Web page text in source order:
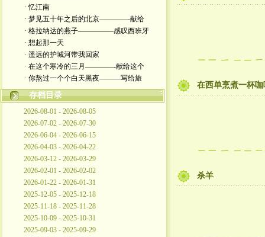
· 忆江南
· 梦见五十年之后的北京————-献给
· 格拉纳达的燕子—————感叹西班牙
· 想起那一天
· 遥远的护城河带我回家
· 在这个寒冷的三月————-献给这个
· 你熬过一个个白天黑夜———写给旅
存档目录
2026-08-01 - 2026-08-05
2026-07-02 - 2026-07-30
2026-06-04 - 2026-06-15
2026-04-03 - 2026-04-22
2026-03-12 - 2026-03-29
2026-02-01 - 2026-02-02
2026-01-22 - 2026-01-31
2025-12-05 - 2025-12-18
2025-11-18 - 2025-11-28
2025-10-09 - 2025-10-31
2025-09-03 - 2025-09-29
在西单烹煮一杯
杀羊